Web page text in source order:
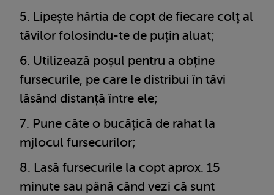
Lipește hârtia de copt de fiecare colț al
tăvilor folosindu-te de puțin aluat;
Utilizează poșul pentru a obține
fursecurile, pe care le distribui în tăvi
lăsând distanță între ele;
Pune câte o bucățică de rahat la
mjlocul fursecurilor;
Lasă fursecurile la copt aprox. 15
minute sau până când vezi că sunt